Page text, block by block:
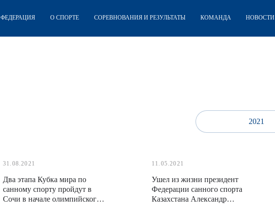
ФЕДЕРАЦИЯ О СПОРТЕ СОРЕВНОВАНИЯ И РЕЗУЛЬТАТЫ КОМАНДА НОВОСТИ
2021
31.08.2021
Два этапа Кубка мира по
санному спорту пройдут в
Сочи в начале олимпийского
11.05.2021
Ушел из жизни президент
Федерации санного спорта
Казахстана Александр